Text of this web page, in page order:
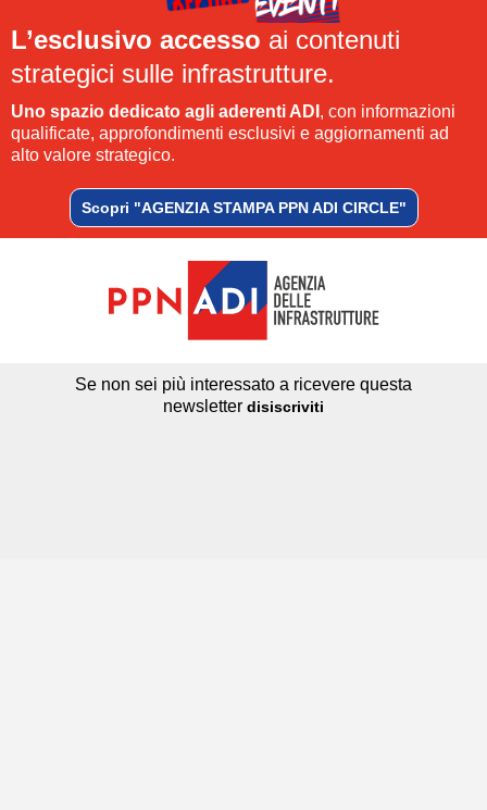
L’esclusivo accesso ai contenuti
strategici sulle infrastrutture.
Uno spazio dedicato agli aderenti ADI , con informazioni
qualificate, approfondimenti esclusivi e aggiornamenti ad
alto valore strategico.
Scopri "AGENZIA STAMPA PPN ADI CIRCLE"
Se non sei più interessato a ricevere questa
newsletter disiscriviti